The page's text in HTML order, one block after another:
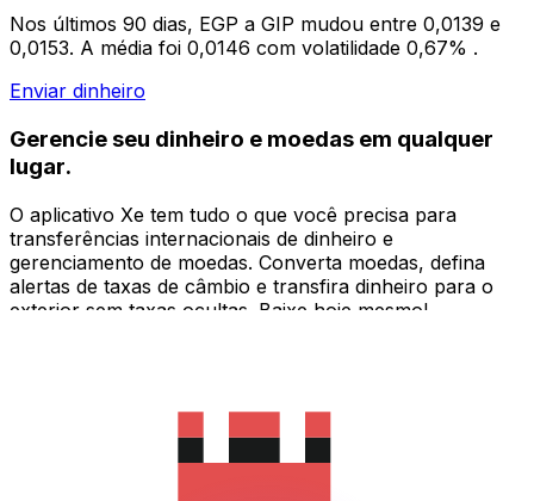
Nos últimos 90 dias, EGP a GIP mudou entre 0,0139 e
0,0153. A média foi 0,0146 com volatilidade 0,67% .
Enviar dinheiro
Gerencie seu dinheiro e moedas em qualquer
lugar.
O aplicativo Xe tem tudo o que você precisa para
transferências internacionais de dinheiro e
gerenciamento de moedas. Converta moedas, defina
alertas de taxas de câmbio e transfira dinheiro para o
exterior sem taxas ocultas. Baixe hoje mesmo!